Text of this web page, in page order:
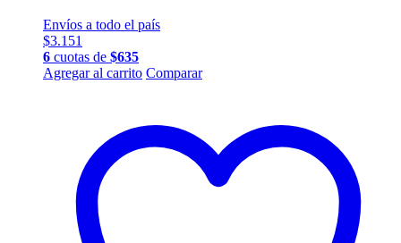
Envíos a todo el país
$3.151
6 cuotas de $635
Agregar al carrito Comparar